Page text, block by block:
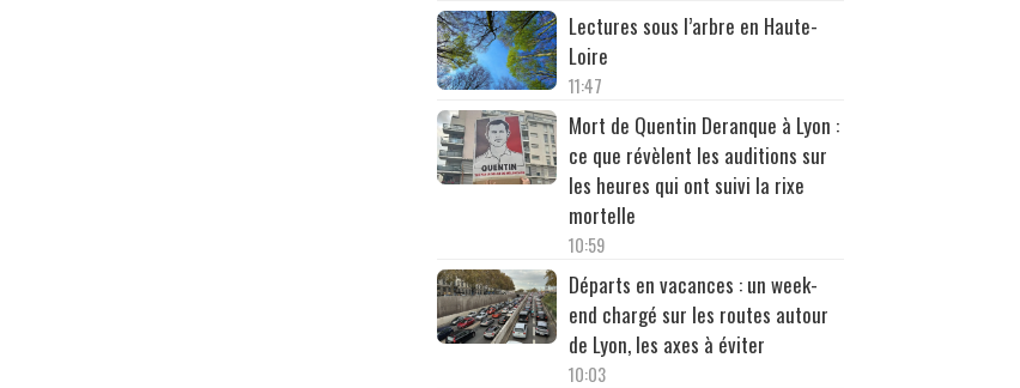
Lectures sous l’arbre en Haute-
Loire
11:47
Mort de Quentin Deranque à Lyon :
ce que révèlent les auditions sur
les heures qui ont suivi la rixe
mortelle
10:59
Départs en vacances : un week-
end chargé sur les routes autour
de Lyon, les axes à éviter
10:03